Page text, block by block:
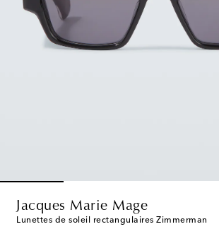
Jacques Marie Mage
Lunettes de soleil rectangulaires Zimmerman